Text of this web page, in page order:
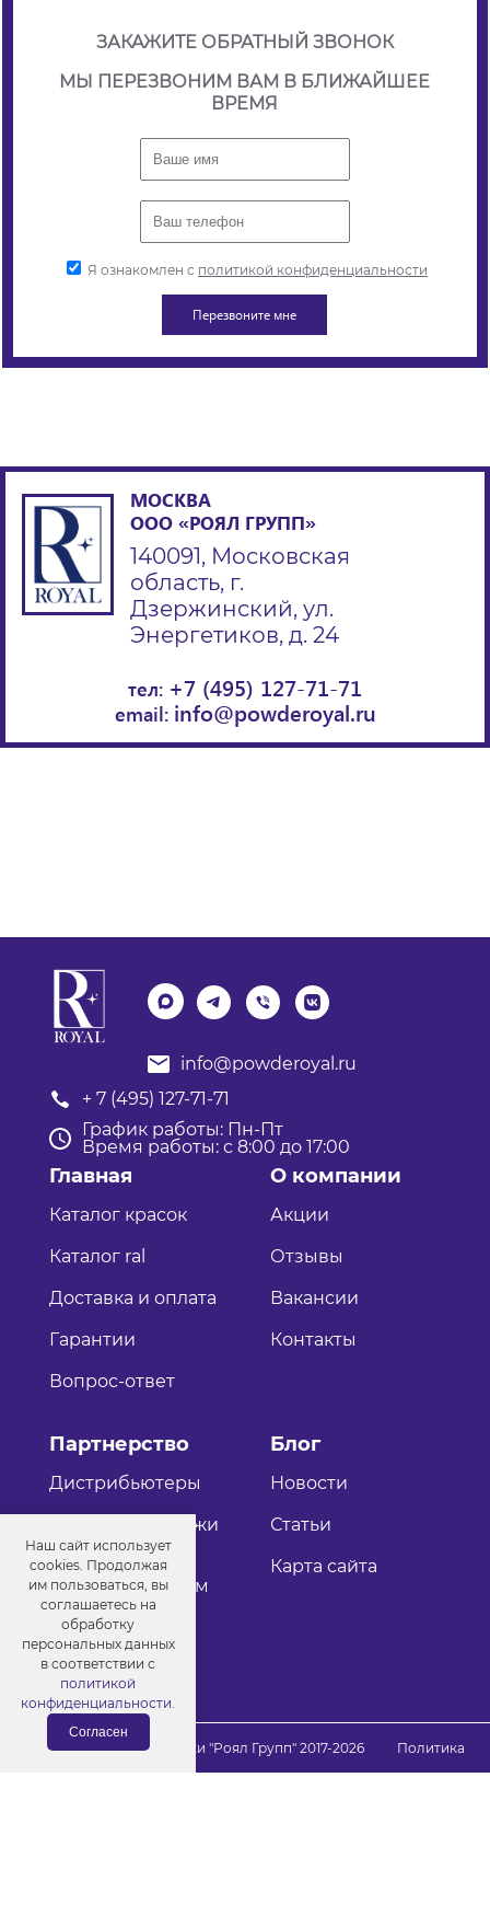
ЗАКАЖИТЕ ОБРАТНЫЙ ЗВОНОК
МЫ ПЕРЕЗВОНИМ ВАМ В БЛИЖАЙШЕЕ
ВРЕМЯ
Я ознакомлен с политикой конфиденциальности
МОСКВА
ООО «РОЯЛ ГРУПП»
140091, Московская
область, г.
Дзержинский, ул.
Энергетиков, д. 24
тел: +7 (495) 127-71-71
email: info@powderoyal.ru
info@powderoyal.ru
+ 7 (495) 127-71-71
График работы: Пн-Пт
Время работы: с 8:00 до 17:00
Главная
Каталог красок
Каталог ral
Доставка и оплата
Гарантии
Вопрос-ответ
О компании
Акции
Отзывы
Вакансии
Контакты
Партнерство
Дистрибьютеры
Оптовые продажи
Как стать
дистрибьютером
Блог
Новости
Статьи
Карта сайта
© Порошковые краски "Роял Групп" 2017-2026
Политика
конфиденциальности
Наш сайт использует
cookies. Продолжая
им пользоваться, вы
соглашаетесь на
обработку
персональных данных
в соответствии с
политикой
конфиденциальности.
Согласен